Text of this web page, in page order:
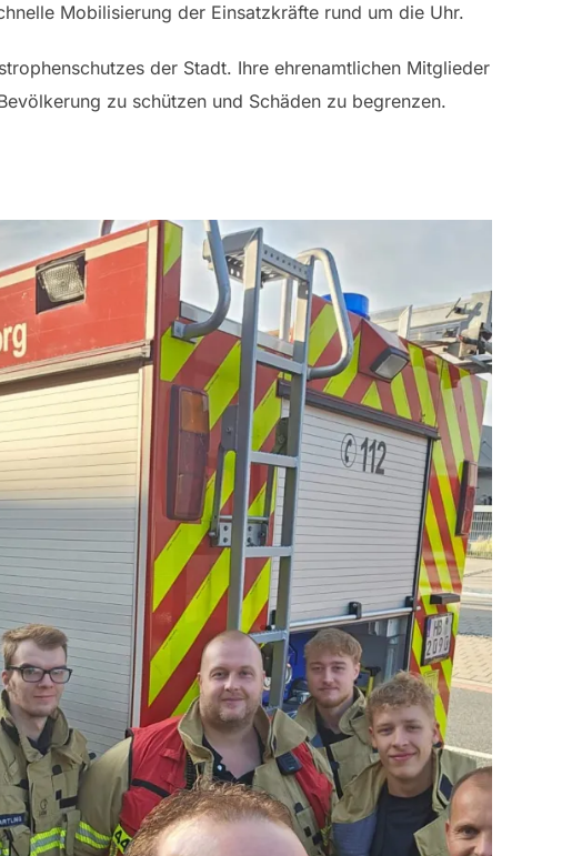
Mobilisierung der Einsatzkräfte rund um die Uhr.
der Stadt. Ihre ehrenamtlichen Mitglieder
zu schützen und Schäden zu begrenzen.